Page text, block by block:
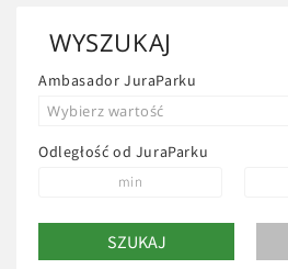
za wynajem całego domku, przy […]
WYSZUKAJ
Ambasador JuraParku
Wybierz wartość
Odległość od JuraParku